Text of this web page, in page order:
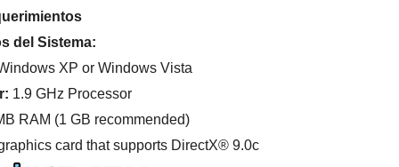
del Sistema:
XP or Windows Vista
1.9 GHz Processor
RAM (1 GB recommended)
card that supports DirectX® 9.0c